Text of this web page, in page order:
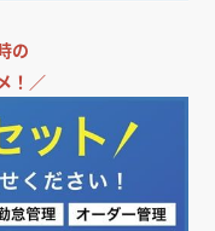
の
！／